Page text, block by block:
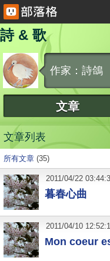
詩 & 歌
作家：詩鴿
文章
文章列表
所有文章 (35)
暮春心曲
2011/04/22
Mon coeur
2011/04/10